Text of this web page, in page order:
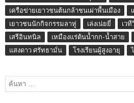
เครือข่ายเยาวชนต้นกล้าชนเผ่าพื้นเมือง
เยาวชนนักกิจกรรมลาหู่
เล่งเน่ยยี่
เว
เสรีอินทนิล
เหมืองแร่ต้นน้ำกก-น้ำสาย
แสงดาว ศรัทธามั่น
โรงเรียนผู้สูงอายุ